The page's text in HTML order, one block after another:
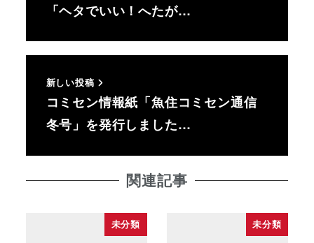
「ヘタでいい！へたが…
新しい投稿
コミセン情報紙「魚住コミセン通信
冬号」を発行しました…
関連記事
未分類 未分類